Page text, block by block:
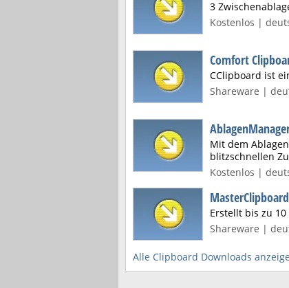
3
Kostenlos |
Comfort
CClipboard ist
Shareware |
Mit dem
blitzschnellen
Kostenlos |
Erstellt bis zu
Shareware |
Alle Clipboard Downloads